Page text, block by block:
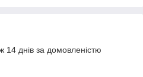
днів за домовленістю